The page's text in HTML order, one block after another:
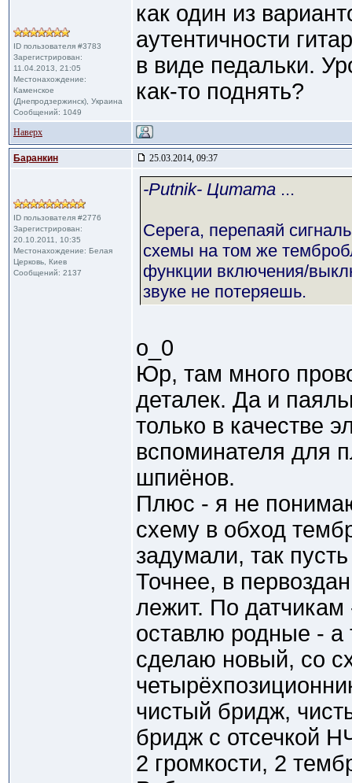
ID пользователя #3783
Зарегистрирован:
11.04.2013, 21:05
Местонахождение:
Каменское
(Днепродзержинск), Украина
Сообщений: 1049
как один из
аутентичности
в виде педальки.
как-то поднять?
Наверх
Баранкин 25.03.2014, 09:37
ID пользователя #2776
Зарегистрирован:
20.10.2011, 10:35
Местонахождение: Белая
Церковь, Киев
Сообщений: 2137
-Putnik- Цитата ...
Серега, перепаяй
схемы на том же
функции включения/
звуке не потеряешь.
о_0
Юр, там много
деталек. Да и
только в качестве
вспоминателя для
шпиёнов.
Плюс - я не
схему в обход
задумали, так
Точнее, в
лежит. По
оставлю родные - а
сделаю новый, со
чистый бридж,
бридж с отсечкой
2 громкости, 2